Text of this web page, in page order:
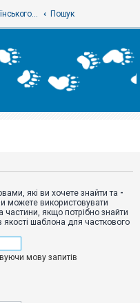
форум Українського теріологічного товариства Пошук
які ви хочете знайти та -
можете використовувати
частини, якщо потрібно знайти
шаблона для часткового
мову запитів